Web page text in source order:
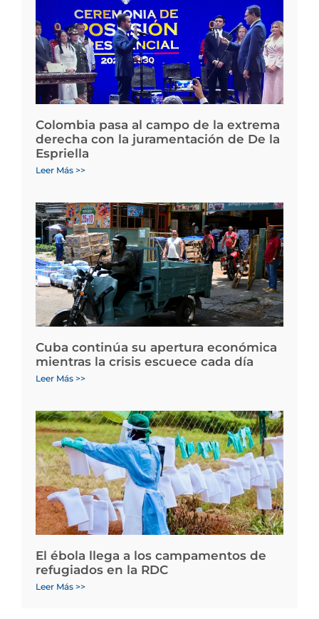
Colombia pasa al campo de la extrema
derecha con la juramentación de De la
Espriella
Leer Más >>
Cuba continúa su apertura económica
mientras la crisis escuece cada día
Leer Más >>
El ébola llega a los campamentos de
refugiados en la RDC
Leer Más >>